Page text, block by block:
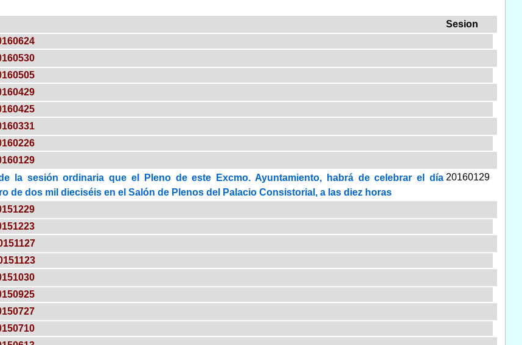
Sesion
la sesión ordinaria que el Pleno de este Excmo. Ayuntamiento, habrá de celebrar el día
de dos mil dieciséis en el Salón de Plenos del Palacio Consistorial, a las diez horas
20160129